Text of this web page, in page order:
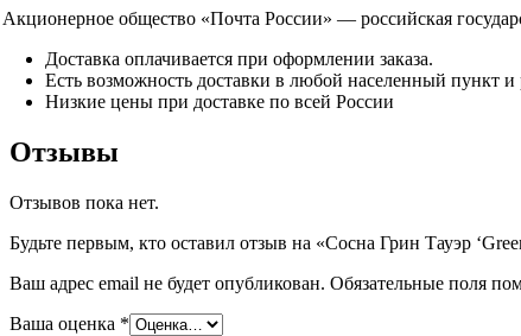
общество «Почта России» — российская
Доставка оплачивается при оформлении заказа.
Есть возможность доставки в любой населенный пункт и
Низкие цены при доставке по всей России
Отзывы
Отзывов пока нет.
Будьте первым, кто оставил отзыв на «Сосна Грин Тауэр
Ваш адрес email не будет опубликован. Обязательные поля
Ваша оценка *